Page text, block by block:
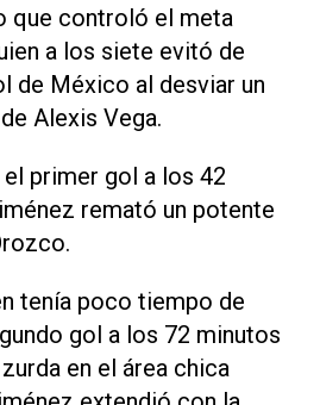
que controló el meta
a los siete evitó de
de México al desviar un
Alexis Vega.
primer gol a los 42
remató un potente
tenía poco tiempo de
gol a los 72 minutos
en el área chica